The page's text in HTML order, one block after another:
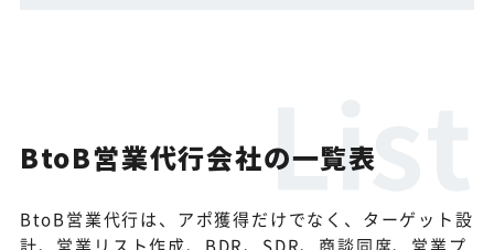
BtoB営業代行会社の一覧表
BtoB営業代行は、アポ獲得だけでなく、ターゲット設